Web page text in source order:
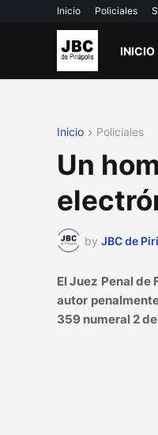
Inicio Policiales
INICIO
Inicio Policiales
Un
by JBC de
El Juez Penal de
autor
359 numeral 2